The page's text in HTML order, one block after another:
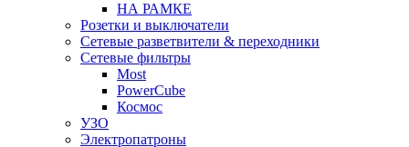
НА РАМКЕ
Розетки и выключатели
Сетевые разветвители & переходники
Сетевые фильтры
Most
PowerCube
Космос
УЗО
Электропатроны